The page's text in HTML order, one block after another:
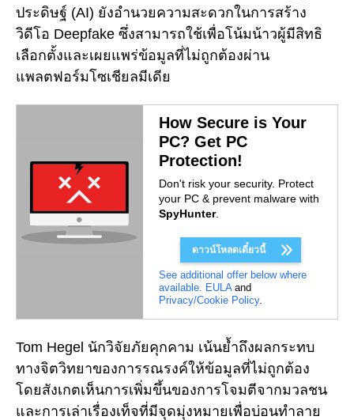
ประดิษฐ์ (AI) ยังอำนวยความสะดวกในการสร้าง
วิดีโอ Deepfake ซึ่งสามารถใช้เพื่อโน้มน้าวผู้มีสิทธิ
เลือกตั้งและเผยแพร่ข้อมูลที่ไม่ถูกต้องผ่าน
แพลตฟอร์มโซเชียลมีเดีย
How Secure is Your
PC? Get PC
Protection!
Don't risk your security. Protect
your PC & prevent malware with
SpyHunter.
ดาวน์โหลดเดี๋ยวนี้
See additional offer below where
available. EULAand
Privacy/Cookie Policy.
Tom Hegel นักวิจัยภัยคุกคาม เน้นย้ำถึงผลกระทบ
ทางจิตวิทยาของการรณรงค์ให้ข้อมูลที่ไม่ถูกต้อง
โดยสังเกตเห็นการเพิ่มขึ้นของการโจมตีจากมวลชน
และการเล่าเรื่องเท็จที่มีจุดมุ่งหมายเพื่อบ่อนทำลาย